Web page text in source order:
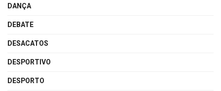
DANÇA
DEBATE
DESACATOS
DESPORTIVO
DESPORTO